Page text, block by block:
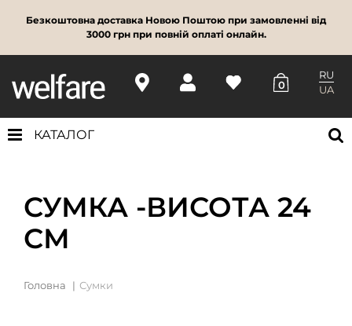
Безкоштовна доставка Новою Поштою при замовленні від
3000 грн при повній оплаті онлайн.
0
RU
UA
КАТАЛОГ
СУМКА -ВИСОТА 24
СМ
Головна Сумки